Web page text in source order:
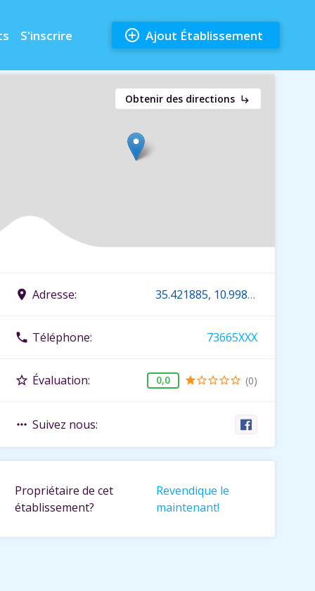
S'inscrire add_circle_outline Ajout Établissement
Obtenir des directions subdirectory_arrow_right
place Adresse: 35.421885, 10.998983
phone Téléphone: 73665XXX
star_border Évaluation: 0,0 starstar_borderstar_borderstar_borderstar_border (0)
more_horiz Suivez nous:
Propriétaire de cet
établissement?
Revendique le
maintenant!